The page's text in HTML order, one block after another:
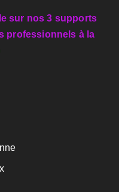
sur nos 3 supports
professionnels à la